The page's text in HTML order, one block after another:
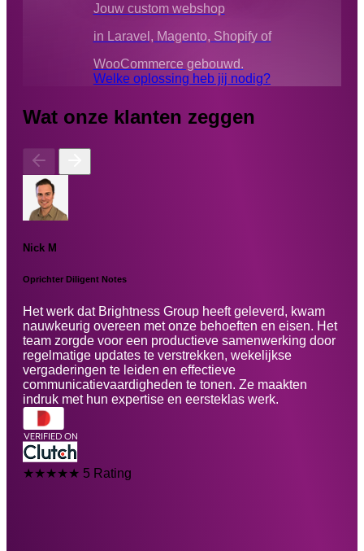
Jouw custom webshop
in Laravel, Magento, Shopify of
WooCommerce gebouwd.
Welke oplossing heb jij nodig?
Wat onze klanten zeggen
Nick M
Oprichter Diligent Notes
Het werk dat Brightness Group heeft geleverd, kwam
nauwkeurig overeen met onze behoeften en eisen. Het
team zorgde voor een productieve samenwerking door
regelmatige updates te verstrekken, wekelijkse
vergaderingen te leiden en effectieve
communicatievaardigheden te tonen. Ze maakten
indruk met hun expertise en eersteklas werk.
★★★★★ 5 Rating